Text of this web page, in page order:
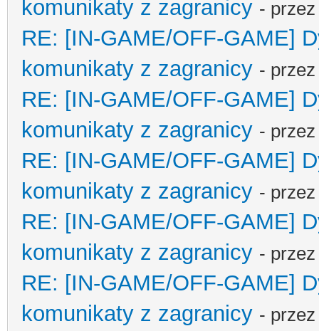
komunikaty z zagranicy -
RE: [IN-GAME/OFF-GAME]
komunikaty z zagranicy -
RE: [IN-GAME/OFF-GAME]
komunikaty z zagranicy -
RE: [IN-GAME/OFF-GAME]
komunikaty z zagranicy -
RE: [IN-GAME/OFF-GAME]
komunikaty z zagranicy -
RE: [IN-GAME/OFF-GAME]
komunikaty z zagranicy -